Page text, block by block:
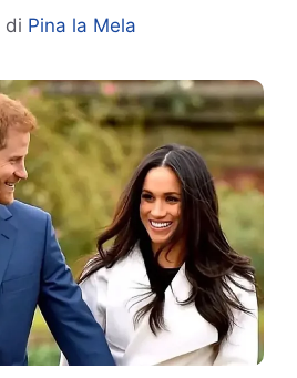
di Pina la Mela